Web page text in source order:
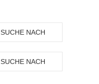
SUCHE NACH
ORT
SUCHE NACH